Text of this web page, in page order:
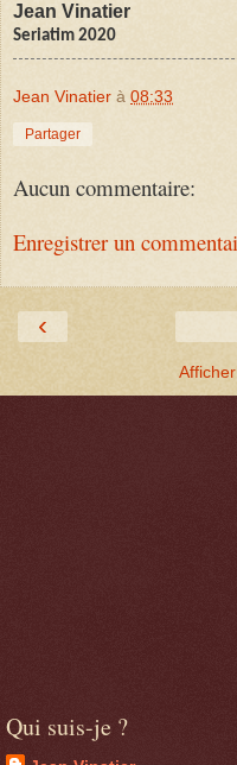
Jean Vinatier
Seriatim 2020
Jean Vinatier à 08:33
Partager
Aucun commentaire:
Enregistrer un
‹
Qui suis-je ?